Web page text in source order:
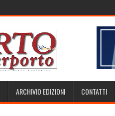
ARCHIVIO EDIZIONI CONTATTI